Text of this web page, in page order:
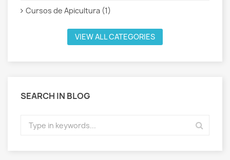
Cursos de Apicultura (1)
VIEW ALL CATEGORIES
SEARCH IN BLOG